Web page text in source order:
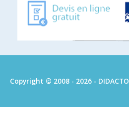
Copyright © 2008 - 2026 - DIDACTO